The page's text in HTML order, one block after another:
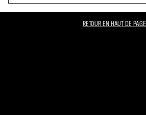
RETOUR EN HAUT DE PAGE​